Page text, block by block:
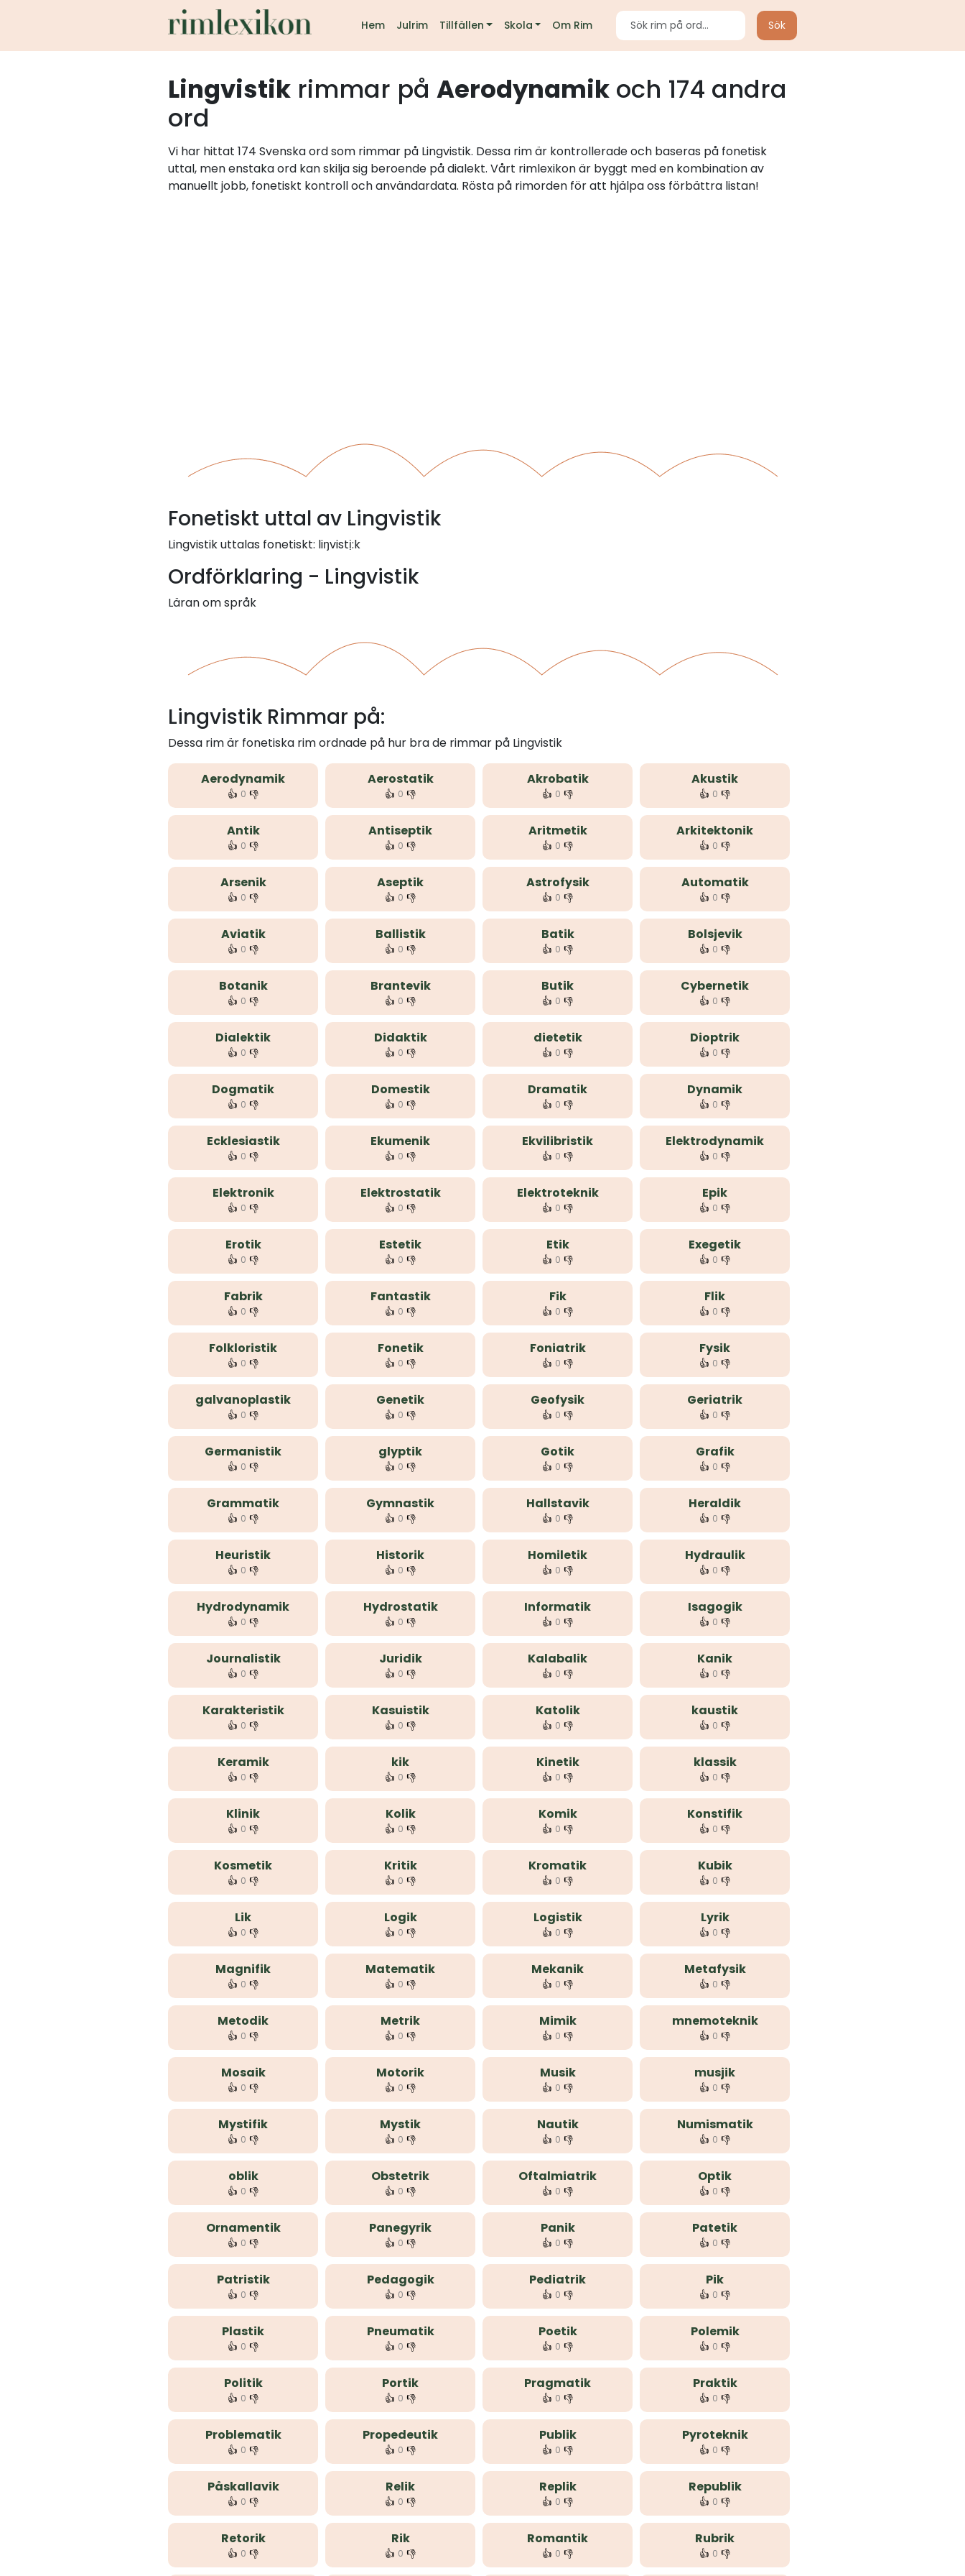
Hem Julrim Tillfällen Skola Om Rim Sök
Lingvistik rimmar på Aerodynamik och 174 andra
ord
Vi har hittat 174 Svenska ord som rimmar på Lingvistik. Dessa rim är kontrollerade och baseras på fonetisk
uttal, men enstaka ord kan skilja sig beroende på dialekt. Vårt rimlexikon är byggt med en kombination av
manuellt jobb, fonetiskt kontroll och användardata. Rösta på rimorden för att hjälpa oss förbättra listan!
Fonetiskt uttal av Lingvistik
Lingvistik uttalas fonetiskt: liŋvistị:k
Ordförklaring - Lingvistik
Läran om språk
Lingvistik Rimmar på:
Dessa rim är fonetiska rim ordnade på hur bra de rimmar på Lingvistik
Aerodynamik
👍 0 👎
Aerostatik
👍 0 👎
Akrobatik
👍 0 👎
Akustik
👍 0 👎
Antik
👍 0 👎
Antiseptik
👍 0 👎
Aritmetik
👍 0 👎
Arkitektonik
👍 0 👎
Arsenik
👍 0 👎
Aseptik
👍 0 👎
Astrofysik
👍 0 👎
Automatik
👍 0 👎
Aviatik
👍 0 👎
Ballistik
👍 0 👎
Batik
👍 0 👎
Bolsjevik
👍 0 👎
Botanik
👍 0 👎
Brantevik
👍 0 👎
Butik
👍 0 👎
Cybernetik
👍 0 👎
Dialektik
👍 0 👎
Didaktik
👍 0 👎
dietetik
👍 0 👎
Dioptrik
👍 0 👎
Dogmatik
👍 0 👎
Domestik
👍 0 👎
Dramatik
👍 0 👎
Dynamik
👍 0 👎
Ecklesiastik
👍 0 👎
Ekumenik
👍 0 👎
Ekvilibristik
👍 0 👎
Elektrodynamik
👍 0 👎
Elektronik
👍 0 👎
Elektrostatik
👍 0 👎
Elektroteknik
👍 0 👎
Epik
👍 0 👎
Erotik
👍 0 👎
Estetik
👍 0 👎
Etik
👍 0 👎
Exegetik
👍 0 👎
Fabrik
👍 0 👎
Fantastik
👍 0 👎
Fik
👍 0 👎
Flik
👍 0 👎
Folkloristik
👍 0 👎
Fonetik
👍 0 👎
Foniatrik
👍 0 👎
Fysik
👍 0 👎
galvanoplastik
👍 0 👎
Genetik
👍 0 👎
Geofysik
👍 0 👎
Geriatrik
👍 0 👎
Germanistik
👍 0 👎
glyptik
👍 0 👎
Gotik
👍 0 👎
Grafik
👍 0 👎
Grammatik
👍 0 👎
Gymnastik
👍 0 👎
Hallstavik
👍 0 👎
Heraldik
👍 0 👎
Heuristik
👍 0 👎
Historik
👍 0 👎
Homiletik
👍 0 👎
Hydraulik
👍 0 👎
Hydrodynamik
👍 0 👎
Hydrostatik
👍 0 👎
Informatik
👍 0 👎
Isagogik
👍 0 👎
Journalistik
👍 0 👎
Juridik
👍 0 👎
Kalabalik
👍 0 👎
Kanik
👍 0 👎
Karakteristik
👍 0 👎
Kasuistik
👍 0 👎
Katolik
👍 0 👎
kaustik
👍 0 👎
Keramik
👍 0 👎
kik
👍 0 👎
Kinetik
👍 0 👎
klassik
👍 0 👎
Klinik
👍 0 👎
Kolik
👍 0 👎
Komik
👍 0 👎
Konstifik
👍 0 👎
Kosmetik
👍 0 👎
Kritik
👍 0 👎
Kromatik
👍 0 👎
Kubik
👍 0 👎
Lik
👍 0 👎
Logik
👍 0 👎
Logistik
👍 0 👎
Lyrik
👍 0 👎
Magnifik
👍 0 👎
Matematik
👍 0 👎
Mekanik
👍 0 👎
Metafysik
👍 0 👎
Metodik
👍 0 👎
Metrik
👍 0 👎
Mimik
👍 0 👎
mnemoteknik
👍 0 👎
Mosaik
👍 0 👎
Motorik
👍 0 👎
Musik
👍 0 👎
musjik
👍 0 👎
Mystifik
👍 0 👎
Mystik
👍 0 👎
Nautik
👍 0 👎
Numismatik
👍 0 👎
oblik
👍 0 👎
Obstetrik
👍 0 👎
Oftalmiatrik
👍 0 👎
Optik
👍 0 👎
Ornamentik
👍 0 👎
Panegyrik
👍 0 👎
Panik
👍 0 👎
Patetik
👍 0 👎
Patristik
👍 0 👎
Pedagogik
👍 0 👎
Pediatrik
👍 0 👎
Pik
👍 0 👎
Plastik
👍 0 👎
Pneumatik
👍 0 👎
Poetik
👍 0 👎
Polemik
👍 0 👎
Politik
👍 0 👎
Portik
👍 0 👎
Pragmatik
👍 0 👎
Praktik
👍 0 👎
Problematik
👍 0 👎
Propedeutik
👍 0 👎
Publik
👍 0 👎
Pyroteknik
👍 0 👎
Påskallavik
👍 0 👎
Relik
👍 0 👎
Replik
👍 0 👎
Republik
👍 0 👎
Retorik
👍 0 👎
Rik
👍 0 👎
Romantik
👍 0 👎
Rubrik
👍 0 👎